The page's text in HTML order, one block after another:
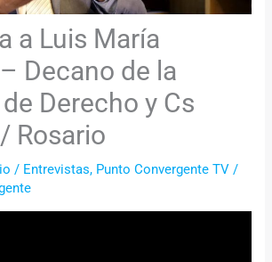
a Luis María
Decano de la
Derecho y Cs
Rosario
/ Entrevistas, Punto Convergente TV /